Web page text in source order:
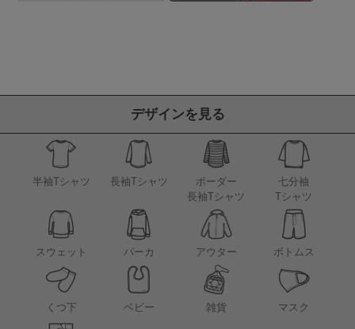
デザインを見る
半袖Tシャツ 長袖Tシャツ
ボーダー
長袖Tシャツ
七分袖
Tシャツ
スウェット パーカ アウター ボトムス
くつ下 ベビー 雑貨 マスク